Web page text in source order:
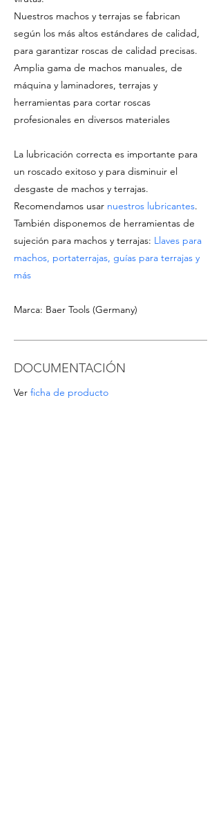
Nuestros machos y terrajas se fabrican
según los más altos estándares de calidad,
para garantizar roscas de calidad precisas.
Amplia gama de machos manuales, de
máquina y laminadores, terrajas y
herramientas para cortar roscas
profesionales en diversos materiales
La lubricación correcta es importante para
un roscado exitoso y para disminuir el
desgaste de machos y terrajas.
Recomendamos usar nuestros lubricantes.
También disponemos de herramientas de
sujeción para machos y terrajas: Llaves para
machos, portaterrajas, guías para terrajas y
más
Marca: Baer Tools (Germany)
DOCUMENTACIÓN
Ver ficha de producto